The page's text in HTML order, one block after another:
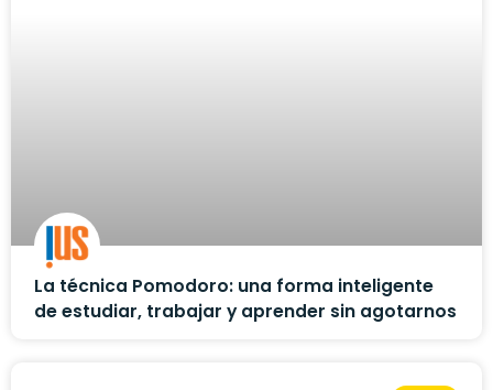
La técnica Pomodoro: una forma inteligente
de estudiar, trabajar y aprender sin agotarnos